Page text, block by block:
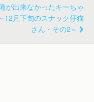
が出来なかったキーちゃ
月下旬のスナック仔猫
さん・その2～